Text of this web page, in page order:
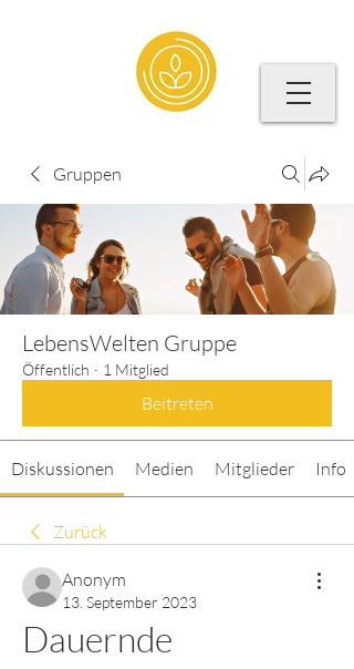
Gruppen
LebensWelten Gruppe
Öffentlich · 1 Mitglied
Beitreten
Diskussionen Medien Mitglieder Info
Zurück
Anonym
13. September 2023
Dauernde